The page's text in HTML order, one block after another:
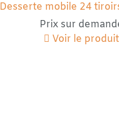
Desserte mobile 24
Prix sur
Voir le produit